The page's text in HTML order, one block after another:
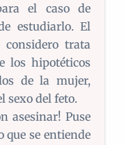
el caso de
estudiarlo. El
considero trata
los hipotéticos
de la mujer,
sexo del feto.
asesinar! Puse
que se entiende